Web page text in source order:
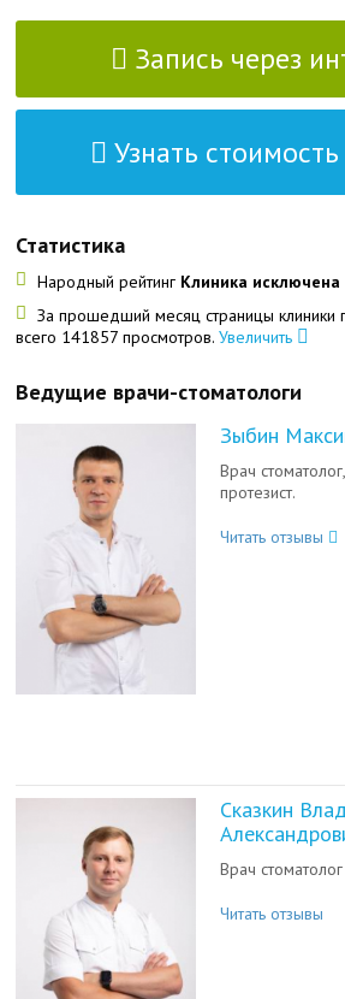
Запись через
Узнать
Статистика
Народный рейтинг Клиника
За прошедший месяц страницы клиники
всего 141857 просмотров.Увеличить
Ведущие врачи-стоматологи
Зыбин
Врач
протезист.
Читать отзывы
Сказкин
Врач
Читать отзывы